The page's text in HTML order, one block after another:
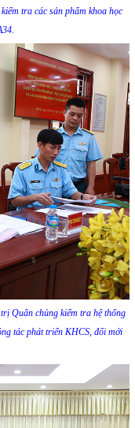
tra các sản phẩm khoa học
Quân chủng kiểm tra hệ thống
tác phát triển KHCS, đổi mới